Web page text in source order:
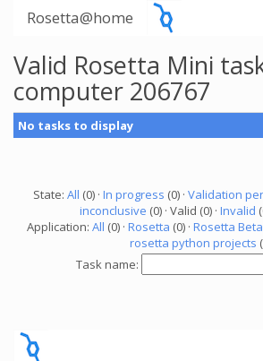
Rosetta@home
Valid Rosetta Mini
computer 206767
No tasks to display
State: All (0) · In progress (0) · Validation
inconclusive (0) · Valid (0) · Invalid
Application: All (0) · Rosetta (0) · Rosetta Beta
rosetta python projects
Task name: